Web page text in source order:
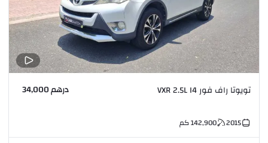
تويوتا راف فور VXR 2.5L I4 درهم 34,000
2015
142,900كم